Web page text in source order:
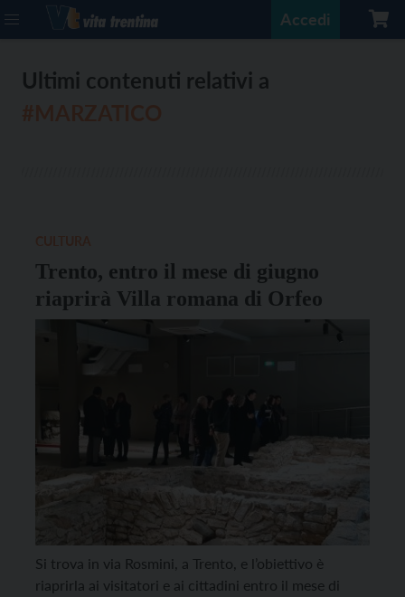
Accedi
Ultimi contenuti relativi a
Trento, entro il mese di giugno
riaprirà Villa romana di Orfeo
Si trova in via Rosmini, a Trento, e l’obiettivo è
riaprirla ai visitatori e ai cittadini entro il mese di